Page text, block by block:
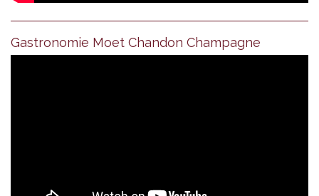
Gastronomie Moet Chandon Champagne